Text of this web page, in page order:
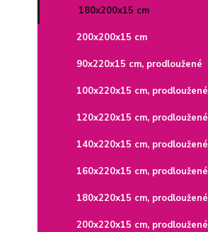
180x200x15 cm
200x200x15 cm
90x220x15 cm, prodloužené
100x220x15 cm, prodloužené
120x220x15 cm, prodloužené
140x220x15 cm, prodloužené
160x220x15 cm, prodloužené
180x220x15 cm, prodloužené
200x220x15 cm, prodloužené